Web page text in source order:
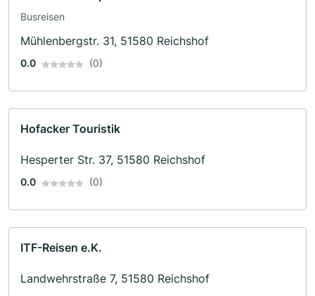
Busreisen
Mühlenbergstr. 31, 51580 Reichshof
0.0 (0)
Hofacker Touristik
Hesperter Str. 37, 51580 Reichshof
0.0 (0)
ITF-Reisen e.K.
Landwehrstraße 7, 51580 Reichshof